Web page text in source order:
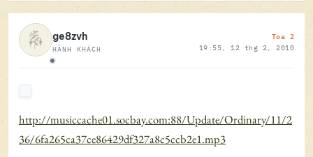
Ngoại tuyến
ge8zvh
HÀNH KHÁCH
Toa 2
19:55, 12 thg 2, 2010
http://musiccache01.socbay.com:88/Update/Ordinary/11/2
36/6fa265ca37ce86429df327a8c5ccb2e1.mp3